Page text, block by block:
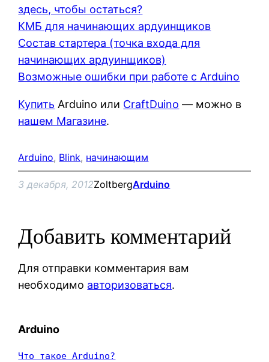
здесь, чтобы остаться?
КМБ для начинающих ардуинщиков
Состав стартера (точка входа для
начинающих ардуинщиков)
Возможные ошибки при работе с Arduino
Купить Arduino или CraftDuino — можно в
нашем Магазине.
Arduino, Blink, начинающим
3 декабря, 2012ZoltbergArduino
Добавить комментарий
Для отправки комментария вам
необходимо авторизоваться.
Arduino
Что такое Arduino?